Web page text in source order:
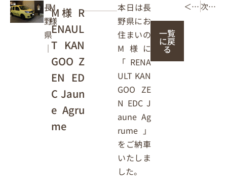
長
野
県
｜
M
様
M様 R
ENAUL
T KAN
GOO Z
EN ED
C Jaun
e Agru
me
本日は長
野県にお
住まいの
M様に
「RENA
ULT KAN
GOO ZE
N EDC J
aune Ag
rume 」
をご納車
いたしま
した。
一覧
に戻
る
＜ 前の記事 次の記事 ＞